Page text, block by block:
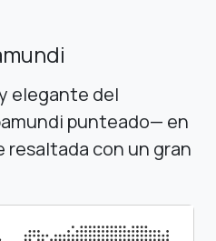
elegante del
punteado— en
resaltada con un gran